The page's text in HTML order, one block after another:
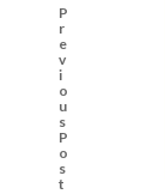
P
r
e
v
i
o
u
s
P
o
s
t